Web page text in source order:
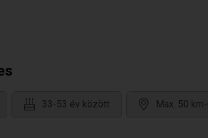
33-53 év között Max. 50